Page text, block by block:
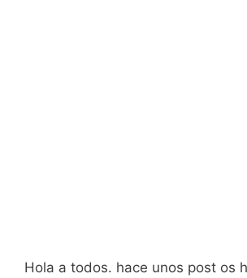
Hola a todos. hace unos post os